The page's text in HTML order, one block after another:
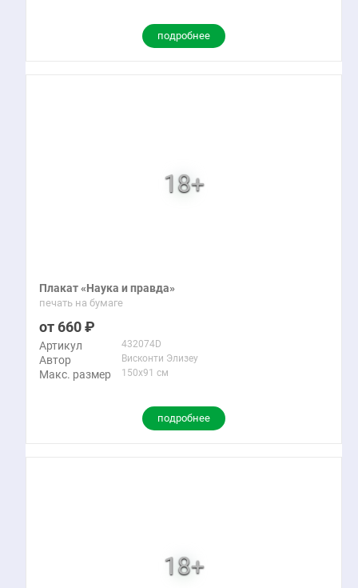
подробнее
Плакат «Наука и правда»
печать на бумаге
660
Артикул 432074D
Автор Висконти Элизеу
Макс. размер 150x91 см
подробнее